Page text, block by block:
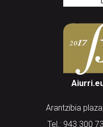
Arantzibia